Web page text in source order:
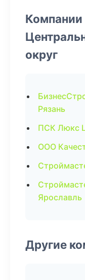
Компании
округ
Рязань
ПСК Люкс
ООО
Ярославль
Другие